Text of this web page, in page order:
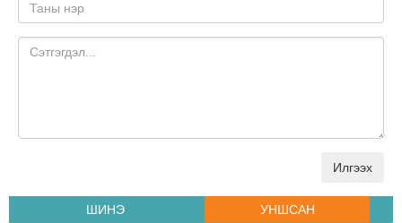
Илгээх
ШИНЭ УНШСАН